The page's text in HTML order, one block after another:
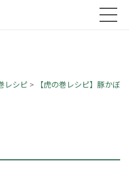
レシピ >
【虎の巻レシピ】豚かぼ